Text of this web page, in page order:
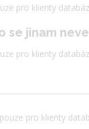
pro klienty
se jinam
pro klienty
pro klienty